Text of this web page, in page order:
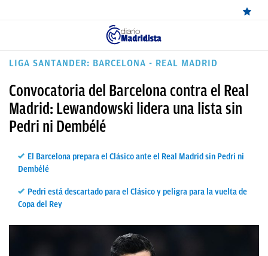
ÚLTIMAS
REAL
MADRID
CANTERA
FICHAJES
LIGA SANTANDER: BARCELONA - REAL MADRID
Convocatoria del Barcelona contra el Real
Madrid: Lewandowski lidera una lista sin
Pedri ni Dembélé
El Barcelona prepara el Clásico ante el Real Madrid sin Pedri ni
Dembélé
Pedri está descartado para el Clásico y peligra para la vuelta de
Copa del Rey